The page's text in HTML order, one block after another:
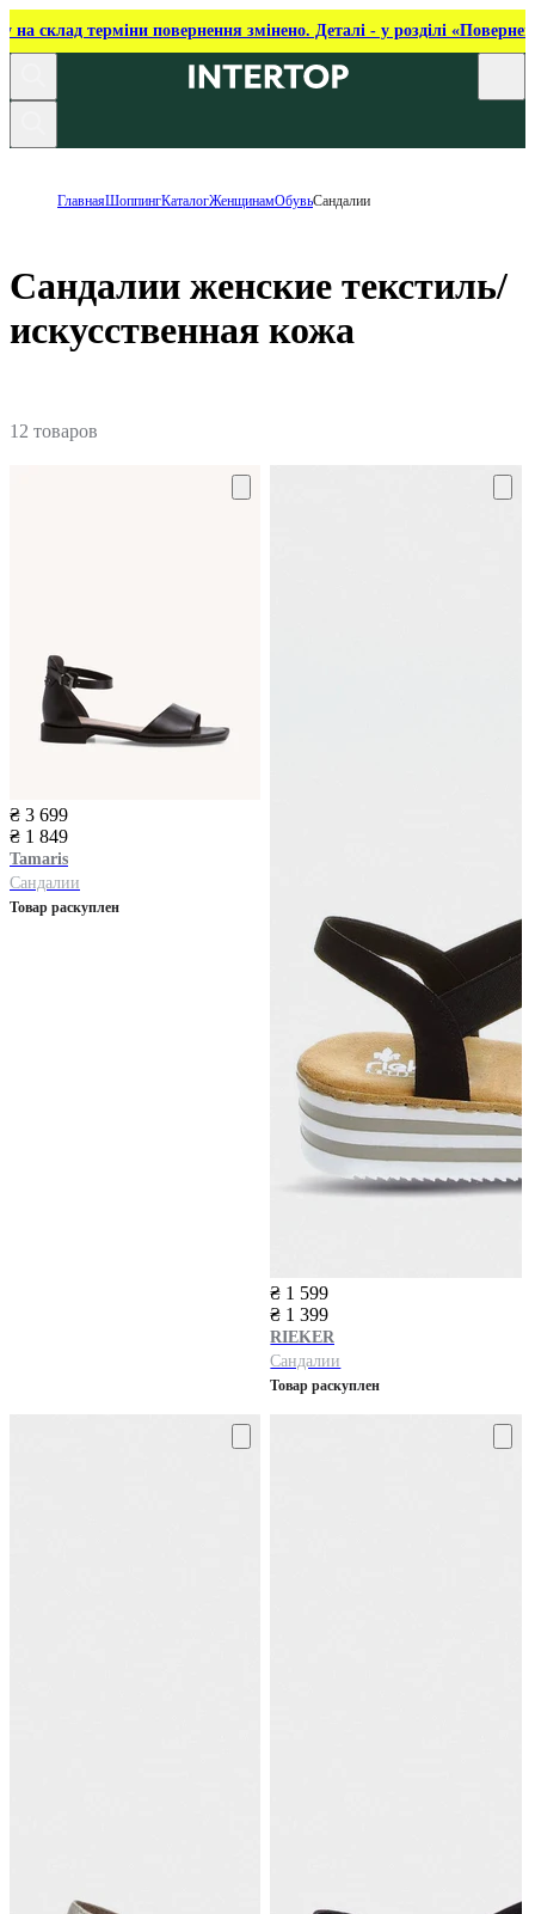
на склад терміни повернення змінено. Деталі - у розділі
ГлавнаяШоппингКаталогЖенщинамОбувьСандалии
Сандалии женские текстиль/
искусственная кожа
12 товаров
₴ 3 699
₴ 1 849
Tamaris
Сандалии
Товар раскуплен
₴ 1 599
₴ 1 399
RIEKER
Сандалии
Товар раскуплен